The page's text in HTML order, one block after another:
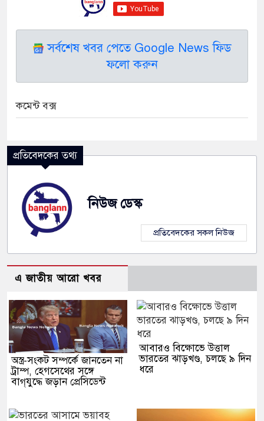
সর্বশেষ খবর পেতে Google News ফিড
ফলো করুন
কমেন্ট বক্স
প্রতিবেদকের তথ্য
নিউজ ডেস্ক
প্রতিবেদকের সকল নিউজ
এ জাতীয় আরো খবর
অস্ত্র-সংকট সম্পর্কে জানতেন না
ট্রাম্প, হেগসেথের সঙ্গে
বাগ্‌যুদ্ধে জড়ান প্রেসিডেন্ট
আবারও বিক্ষোভে উত্তাল
ভারতের ঝাড়খণ্ড, চলছে ৯ দিন
ধরে